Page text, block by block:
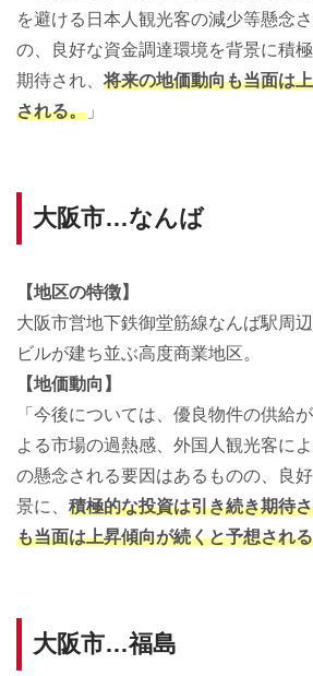
を避ける日本人観光客の減少等懸念
の、良好な資金調達環境を背景に積
期待され、将来の地価動向も当面は
される。 」
大阪市…なんば
【地区の特徴】
大阪市営地下鉄御堂筋線なんば駅周
ビルが建ち並ぶ高度商業地区。
【地価動向】
「今後については、優良物件の供給
よる市場の過熱感、外国人観光客に
の懸念される要因はあるものの、良
景に、 積極的な投資は引き続き期待
も当面は上昇傾向が続くと予想され
大阪市…福島